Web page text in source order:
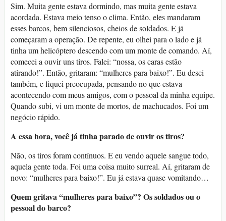
Sim. Muita gente estava dormindo, mas muita gente estava
acordada. Estava meio tenso o clima. Então, eles mandaram
esses barcos, bem silenciosos, cheios de soldados. E já
começaram a operação. De repente, eu olhei para o lado e já
tinha um helicóptero descendo com um monte de comando. Aí,
comecei a ouvir uns tiros. Falei: “nossa, os caras estão
atirando!”. Então, gritaram: “mulheres para baixo!”. Eu desci
também, e fiquei preocupada, pensando no que estava
acontecendo com meus amigos, com o pessoal da minha equipe.
Quando subi, vi um monte de mortos, de machucados. Foi um
negócio rápido.
A essa hora, você já tinha parado de ouvir os tiros?
Não, os tiros foram contínuos. E eu vendo aquele sangue todo,
aquela gente toda. Foi uma coisa muito surreal. Aí, gritaram de
novo: “mulheres para baixo!”. Eu já estava quase vomitando…
Quem gritava “mulheres para baixo”? Os soldados ou o
pessoal do barco?